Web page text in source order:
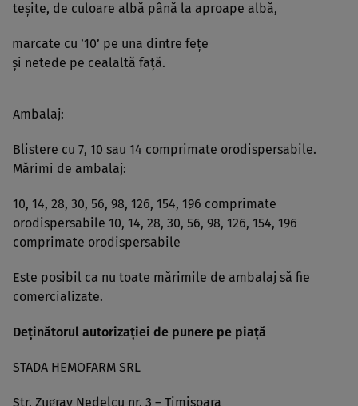
teşite, de culoare albă până la aproape albă,
marcate cu ’10’ pe una dintre feţe
şi netede pe cealaltă faţă.
Ambalaj:
Blistere cu 7, 10 sau 14 comprimate orodispersabile.
Mărimi de ambalaj:
10, 14, 28, 30, 56, 98, 126, 154, 196 comprimate
orodispersabile 10, 14, 28, 30, 56, 98, 126, 154, 196
comprimate orodispersabile
Este posibil ca nu toate mărimile de ambalaj să fie
comercializate.
Deţinătorul autorizaţiei de punere pe piaţă
STADA HEMOFARM SRL
Str. Zugrav Nedelcu nr. 3 – Timişoara